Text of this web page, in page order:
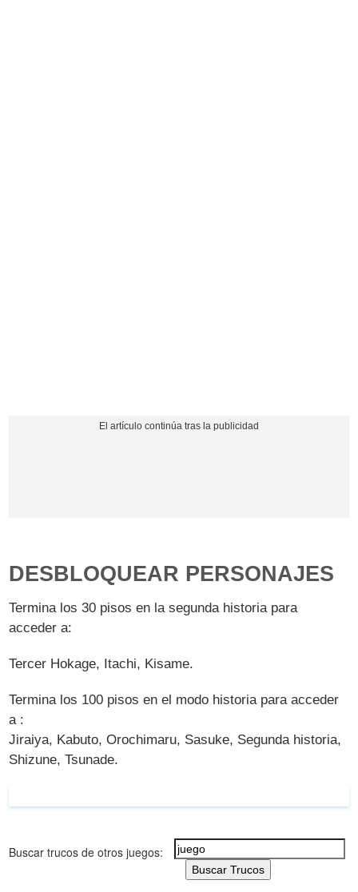
DESBLOQUEAR PERSONAJES
Termina los 30 pisos en la segunda historia para
acceder a:
Tercer Hokage, Itachi, Kisame.
Termina los 100 pisos en el modo historia para acceder
a :
Jiraiya, Kabuto, Orochimaru, Sasuke, Segunda historia,
Shizune, Tsunade.
Buscar trucos de otros juegos:
Buscar Trucos